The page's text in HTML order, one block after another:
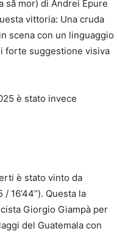
să mor) di Andrei Epure
vittoria: Una cruda
scena con un linguaggio
forte suggestione visiva
è stato invece
è stato vinto da
Questa la
Giorgio Giampà per
del Guatemala con